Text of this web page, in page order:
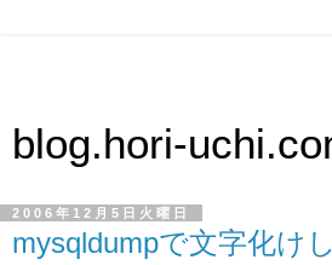
blog.hori-
2006年12月5日火曜日
mysqldumpで文字化け